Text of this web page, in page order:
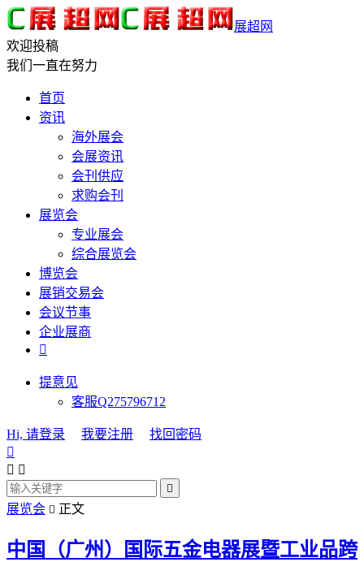
展超网
欢迎投稿
我们一直在努力
首页
资讯
海外展会
会展资讯
会刊供应
求购会刊
展览会
专业展会
综合展览会
博览会
展销交易会
会议节事
企业展商

提意见
客服Q275796712
Hi, 请登录 我要注册
找回密码

 

展览会  正文
中国（广州）国际五金电器展暨工业品跨